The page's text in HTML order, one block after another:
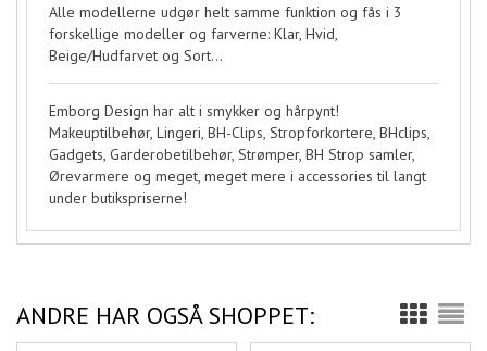
Alle modellerne udgør helt samme funktion og fås i 3
forskellige modeller og farverne: Klar, Hvid,
Beige/Hudfarvet og Sort...
Emborg Design har alt i smykker og hårpynt!
Makeuptilbehør, Lingeri, BH-Clips, Stropforkortere, BHclips,
Gadgets, Garderobetilbehør, Strømper, BH Strop samler,
Ørevarmere og meget, meget mere i accessories til langt
under butikspriserne!
ANDRE HAR OGSÅ SHOPPET: